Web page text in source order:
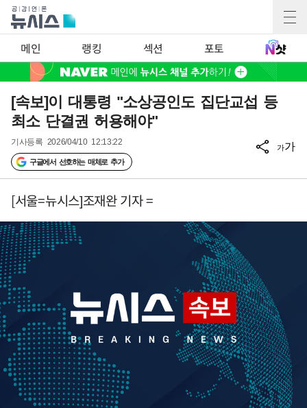
메인 랭킹 섹션 포토
[속보]이 대통령 "소상공인도 집단교섭 등
최소 단결권 허용해야"
기사등록 2026/04/10 12:13:22
구글에서 선호하는 매체로 추가
가가
[서울=뉴시스]조재완 기자 =